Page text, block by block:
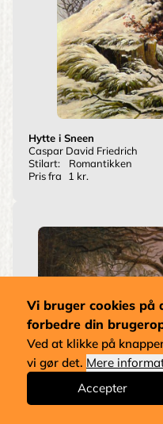
Hytte i Sneen
Caspar David Friedrich
Stilart:
Romantikken
Pris fra
1 kr.
Vi bruger cookies på
forbedre din
Ved at klikke på
vi gør det. Mere
Accepter